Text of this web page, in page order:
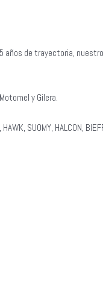
años de trayectoria,
y Gilera.
SUOMY, HALCON,